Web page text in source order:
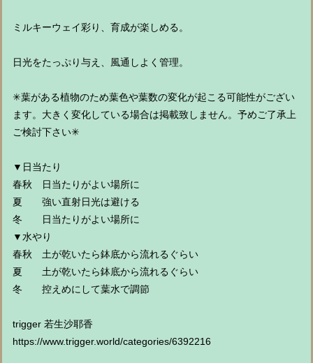
ミルキーウェイ彩り、育成が楽しめる。
日光をたっぷり与え、風通しよく管理。
✳︎葉がある植物のため葉色や葉数の変化が起こる可能性がござい
ます。大きく変化している場合は掲載致しません。予めご了承上
ご検討下さい✳︎
▼日当たり
春秋 日当たりがよい場所に
夏 強い直射日光は避ける
冬 日当たりがよい場所に
▼水やり
春秋 土が乾いたら鉢底から流れるぐらい
夏 土が乾いたら鉢底から流れるぐらい
冬 控えめにして葉水で調節
trigger 若生沙耶香
https://www.trigger.world/categories/6392216